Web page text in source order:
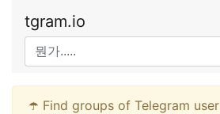
tgram.io
☂️ Find groups of Telegram user